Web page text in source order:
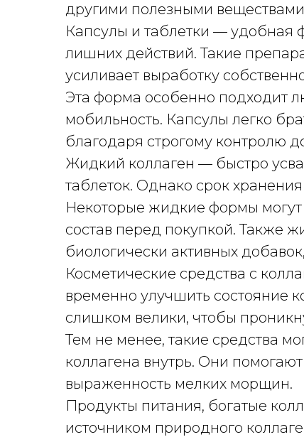
другими полезными
Капсулы и таблетки — удобная
лишних действий. Такие
усиливает выработку
Эта форма особенно подходит
мобильность. Капсулы легко
благодаря строгому контролю
Жидкий коллаген — быстро
таблеток. Однако срок
Некоторые жидкие формы могут
состав перед покупкой. Также
биологически активных
Косметические средства с
временно улучшить состояние
слишком велики, чтобы
Тем не менее, такие средства
коллагена внутрь. Они
выраженность мелких морщин.
Продукты питания, богатые
источником природного